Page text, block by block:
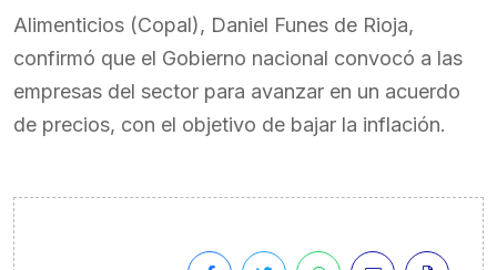
Alimenticios (Copal), Daniel Funes de Rioja,
confirmó que el Gobierno nacional convocó a las
empresas del sector para avanzar en un acuerdo
de precios, con el objetivo de bajar la inflación.